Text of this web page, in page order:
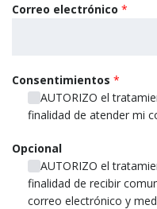
Correo electrónico *
Consentimientos *
AUTORIZO el
finalidad de atender mi
Opcional
AUTORIZO el
finalidad de recibir
correo electrónico y